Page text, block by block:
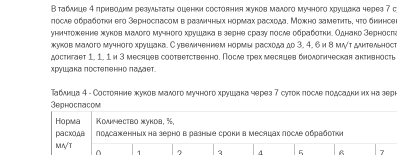
В таблице 4 приводим результаты оценки состояния жуков малого мучного хрущака через
после обработки его Зерноспасом в различных нормах расхода. Можно заметить, что
уничтожение жуков малого мучного хрущака в зерне сразу после обработки. Однако
жуков малого мучного хрущака. С увеличением нормы расхода до 3, 4, 6 и 8 мл/т
достигает 1, 1, 1 и 3 месяцев соответственно. После трех месяцев биологическая
хрущака постепенно падает.
Таблица 4 - Состояние жуков малого мучного хрущака через 7 суток после подсадки их на
Зерноспасом
Норма
расхода
мл/т
Количество жуков, %,
подсаженных на зерно в разные сроки в месяцах после обработки